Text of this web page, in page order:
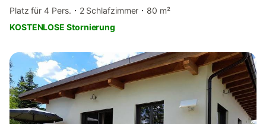
Platz für 4 Pers.
2 Schlafzimmer
80 m²
KOSTENLOSE Stornierung